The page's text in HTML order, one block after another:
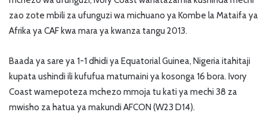
zao zote mbili za ufunguzi wa michuano ya Kombe la Mataifa ya
Afrika ya CAF kwa mara ya kwanza tangu 2013.
Baada ya sare ya 1-1 dhidi ya Equatorial Guinea, Nigeria itahitaji
kupata ushindi ili kufufua matumaini ya kosonga 16 bora. Ivory
Coast wamepoteza mchezo mmoja tu kati ya mechi 38 za
mwisho za hatua ya makundi AFCON (W23 D14).